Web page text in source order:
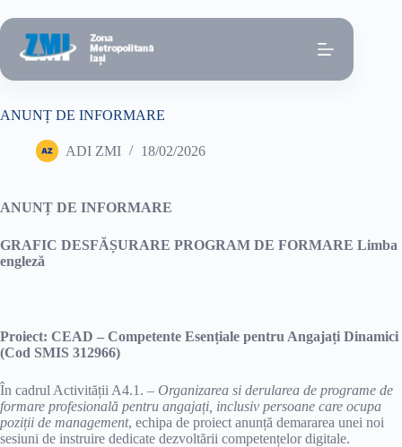
la
conținut
ANUNȚ DE INFORMARE
ADI ZMI 18/02/2026
ANUNȚ DE INFORMARE
GRAFIC DESFĂȘURARE PROGRAM DE FORMARE Limba
engleză
Proiect: CEAD – Competente Esențiale pentru Angajați Dinamici
(Cod SMIS 312966)
În cadrul Activității A4.1. – Organizarea si derularea de programe de
formare profesională pentru angajați, inclusiv persoane care ocupa
poziții de management, echipa de proiect anunță demararea unei noi
sesiuni de instruire dedicate dezvoltării competențelor digitale.